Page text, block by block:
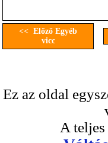
<< Előző Egyéb
vicc
Ez az oldal
A